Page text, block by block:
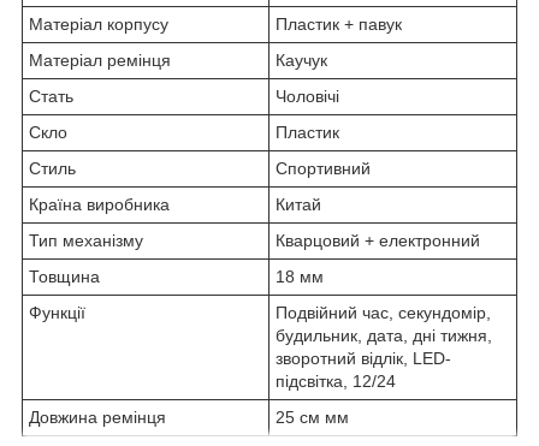
Матеріал корпусу
Пластик + павук
Матеріал ремінця
Каучук
Стать
Чоловічі
Скло
Пластик
Стиль
Спортивний
Країна виробника
Китай
Тип механізму
Кварцовий + електронний
Товщина
18 мм
Функції
Подвійний час, секундомір,
будильник, дата, дні тижня,
зворотний відлік, LED-
підсвітка, 12/24
Довжина ремінця
25 см мм